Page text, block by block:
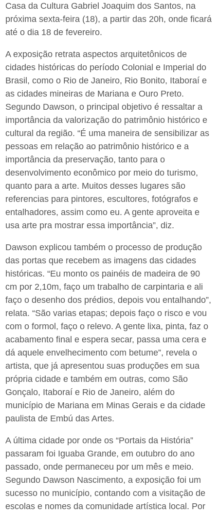
Casa da Cultura Gabriel Joaquim dos Santos, na
próxima sexta-feira (18), a partir das 20h, onde ficará
até o dia 18 de fevereiro.
A exposição retrata aspectos arquitetônicos de
cidades históricas do período Colonial e Imperial do
Brasil, como o Rio de Janeiro, Rio Bonito, Itaboraí e
as cidades mineiras de Mariana e Ouro Preto.
Segundo Dawson, o principal objetivo é ressaltar a
importância da valorização do patrimônio histórico e
cultural da região. “É uma maneira de sensibilizar as
pessoas em relação ao patrimônio histórico e a
importância da preservação, tanto para o
desenvolvimento econômico por meio do turismo,
quanto para a arte. Muitos desses lugares são
referencias para pintores, escultores, fotógrafos e
entalhadores, assim como eu. A gente aproveita e
usa arte pra mostrar essa importância”, diz.
Dawson explicou também o processo de produção
das portas que recebem as imagens das cidades
históricas. “Eu monto os painéis de madeira de 90
cm por 2,10m, faço um trabalho de carpintaria e ali
faço o desenho dos prédios, depois vou entalhando”,
relata. “São varias etapas; depois faço o risco e vou
com o formol, faço o relevo. A gente lixa, pinta, faz o
acabamento final e espera secar, passa uma cera e
dá aquele envelhecimento com betume”, revela o
artista, que já apresentou suas produções em sua
própria cidade e também em outras, como São
Gonçalo, Itaboraí e Rio de Janeiro, além do
município de Mariana em Minas Gerais e da cidade
paulista de Embú das Artes.
A última cidade por onde os “Portais da História”
passaram foi Iguaba Grande, em outubro do ano
passado, onde permaneceu por um mês e meio.
Segundo Dawson Nascimento, a exposição foi um
sucesso no município, contando com a visitação de
escolas e nomes da comunidade artística local. Por